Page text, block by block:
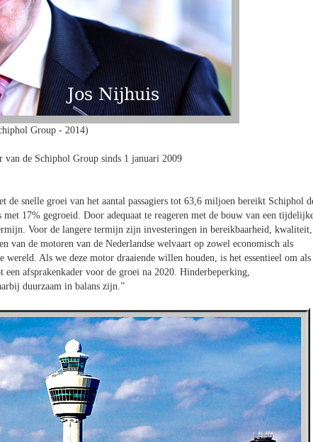
Group - 2014)
van de Schiphol Group sinds 1 januari 2009
snelle groei van het aantal passagiers tot 63,6 miljoen bereikt Schiphol
met 17% gegroeid. Door adequaat te reageren met de bouw van een
Voor de langere termijn zijn investeringen in bereikbaarheid, kwaliteit,
van de motoren van de Nederlandse welvaart op zowel economisch als
Als we deze motor draaiende willen houden, is het essentieel om als
afsprakenkader voor de groei na 2020. Hinderbeperking,
duurzaam in balans zijn.”